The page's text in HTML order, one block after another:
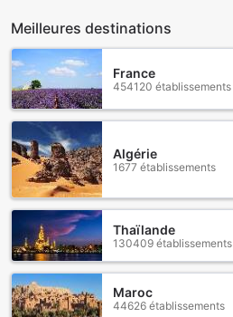
Meilleures destinations
France
454120 établissements
Algérie
1677 établissements
Thaïlande
130409 établissements
Maroc
44626 établissements